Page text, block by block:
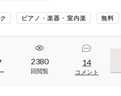
ピアノ・楽器・室内楽 無料
2380
回閲覧
14
コメント